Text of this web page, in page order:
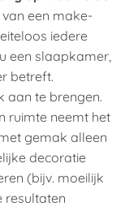
een make-
iedere
een slaapkamer,
betreft.
aan te brengen.
ruimte neemt het
gemak alleen
decoratie
(bijv. moeilijk
resultaten